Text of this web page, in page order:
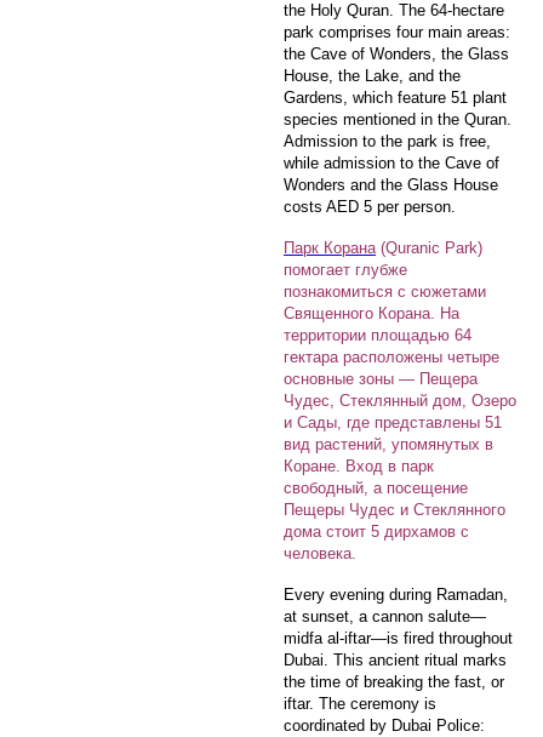
the Holy Quran. The 64-hectare
park comprises four main areas:
the Cave of Wonders, the Glass
House, the Lake, and the
Gardens, which feature 51 plant
species mentioned in the Quran.
Admission to the park is free,
while admission to the Cave of
Wonders and the Glass House
costs AED 5 per person.
Парк Корана(Quranic Park)
помогает глубже
познакомиться с сюжетами
Священного Корана. На
территории площадью 64
гектара расположены четыре
основные зоны — Пещера
Чудес, Стеклянный дом, Озеро
и Сады, где представлены 51
вид растений, упомянутых в
Коране. Вход в парк
свободный, а посещение
Пещеры Чудес и Стеклянного
дома стоит 5 дирхамов с
человека.
Every evening during Ramadan,
at sunset, a cannon salute—
midfa al-iftar—is fired throughout
Dubai. This ancient ritual marks
the time of breaking the fast, or
iftar. The ceremony is
coordinated by Dubai Police: